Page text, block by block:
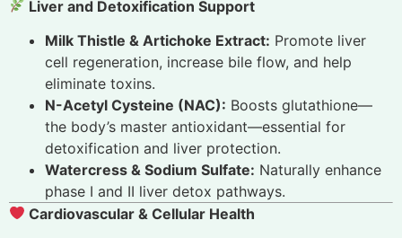
Liver and Detoxification Support
Milk Thistle & Artichoke Extract: Promote liver
cell regeneration, increase bile flow, and help
eliminate toxins.
N-Acetyl Cysteine (NAC): Boosts glutathione—
the body’s master antioxidant—essential for
detoxification and liver protection.
Watercress & Sodium Sulfate: Naturally enhance
phase I and II liver detox pathways.
Cardiovascular & Cellular Health